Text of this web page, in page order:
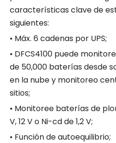
características clave de
siguientes:
• Máx. 6 cadenas por UPS;
• DFCS4100 puede
de 50,000 baterías desde
en la nube y monitoreo
sitios;
• Monitoree baterías de
V, 12 V o Ni-cd de 1,2 V;
• Función de autoequilibrio;